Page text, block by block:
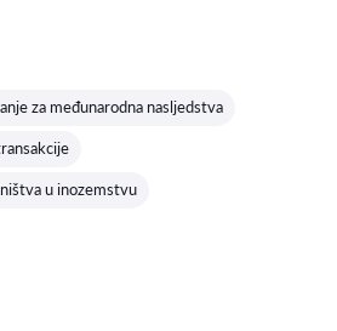
za međunarodna nasljedstva
u inozemstvu